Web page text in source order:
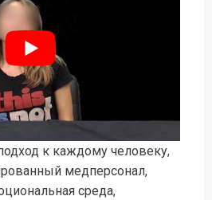
к каждому человеку,
медперсонал,
среда,